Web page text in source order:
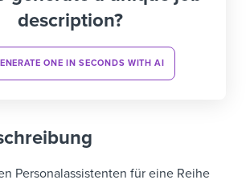
description?
ONE IN SECONDS WITH AI
Personalassistenten für eine Reihe